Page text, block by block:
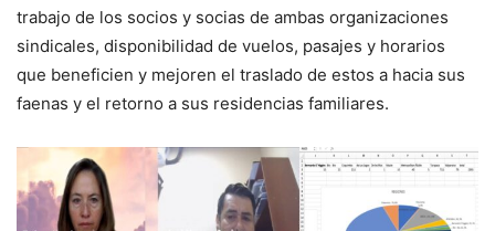
trabajo de los socios y socias de ambas organizaciones
sindicales, disponibilidad de vuelos, pasajes y horarios
que beneficien y mejoren el traslado de estos a hacia sus
faenas y el retorno a sus residencias familiares.